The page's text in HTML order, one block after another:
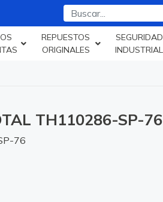
REPUESTOS
ORIGINALES
SEGURIDAD
INDUSTRIAL
TH110286-SP-76
76